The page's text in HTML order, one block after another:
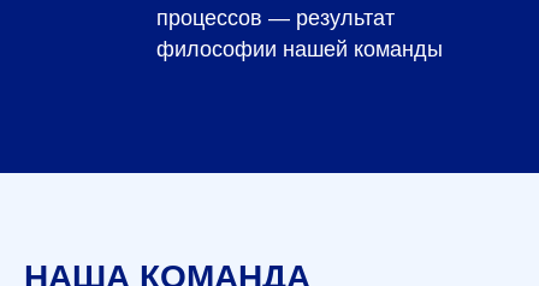
процессов — результат
философии нашей команды
НАША КОМАНДА